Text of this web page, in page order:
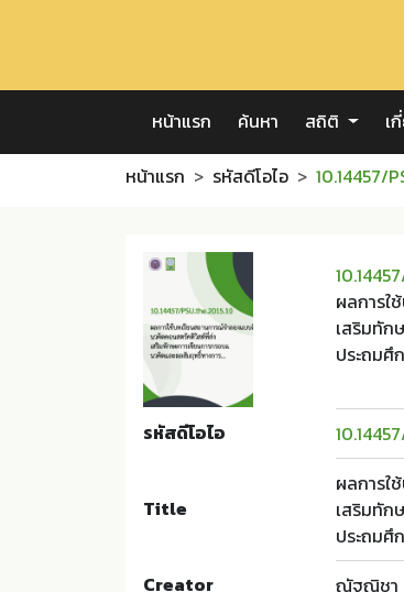
หน้าแรก ค้นหา สถิติ เ
หน้าแรก รหัสดีโอไอ 10.14457/
ผลการ
เสริมทัก
ประถมศึ
รหัสดีโอไอ
Title
ผลการ
เสริมทัก
ประถมศึ
Creator
ณัฐณิชา